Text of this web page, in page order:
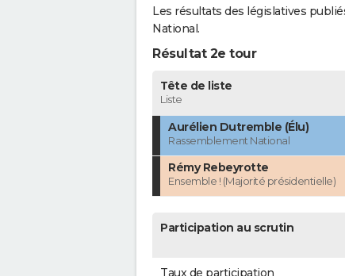
Les résultats des législatives
National.
Résultat 2e tour
Tête de liste
Liste
Aurélien Dutremble (Élu)
Rassemblement National
Rémy Rebeyrotte
Ensemble ! (Majorité présidentielle)
Participation au scrutin
Taux de participation